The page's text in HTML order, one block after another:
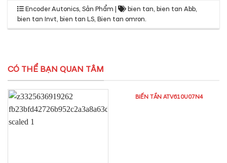
Encoder Autonics,Sản Phẩm | bien tan,bien tan Abb,
bien tan Invt,bien tan LS,Bien tan omron.
CÓ THỂ BẠN QUAN TÂM
BIẾN TẦN ATV610U07N4